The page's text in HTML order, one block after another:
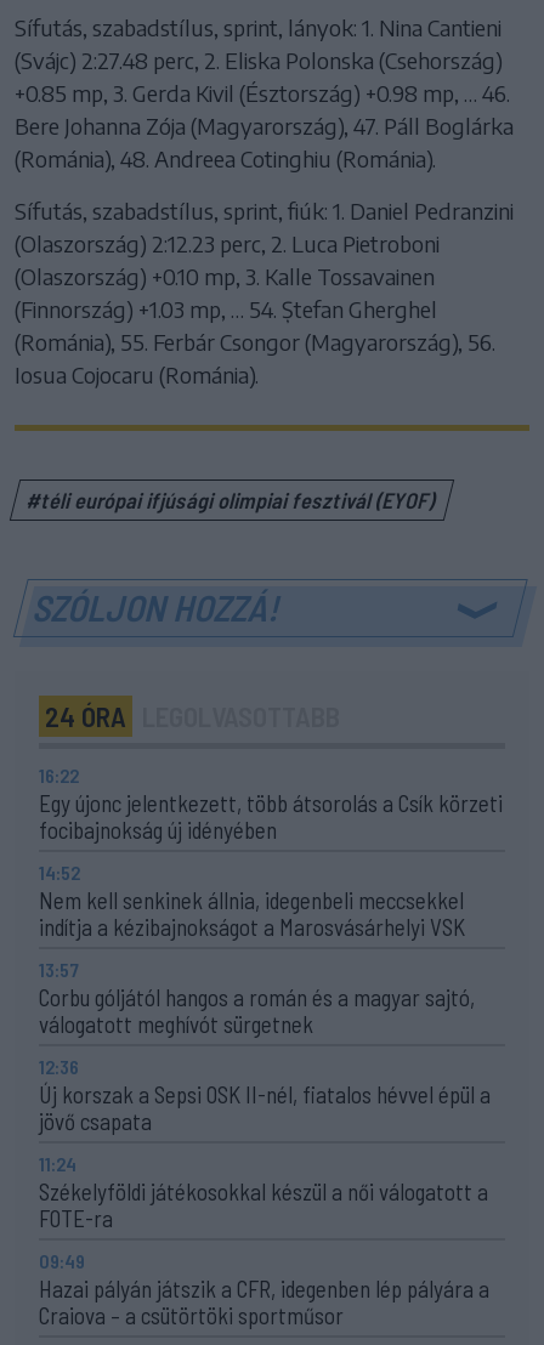
Sífutás, szabadstílus, sprint, lányok: 1. Nina Cantieni
(Svájc) 2:27.48 perc, 2. Eliska Polonska (Csehország)
+0.85 mp, 3. Gerda Kivil (Észtország) +0.98 mp, … 46.
Bere Johanna Zója (Magyarország), 47. Páll Boglárka
(Románia), 48. Andreea Cotinghiu (Románia).
Sífutás, szabadstílus, sprint, fiúk: 1. Daniel Pedranzini
(Olaszország) 2:12.23 perc, 2. Luca Pietroboni
(Olaszország) +0.10 mp, 3. Kalle Tossavainen
(Finnország) +1.03 mp, … 54. Ștefan Gherghel
(Románia), 55. Ferbár Csongor (Magyarország), 56.
Iosua Cojocaru (Románia).
#téli európai ifjúsági olimpiai fesztivál (EYOF)
SZÓLJON HOZZÁ!
24 ÓRA
16:22
Egy újonc jelentkezett, több átsorolás a Csík körzeti
focibajnokság új idényében
14:52
Nem kell senkinek állnia, idegenbeli meccsekkel
indítja a kézibajnokságot a Marosvásárhelyi VSK
13:57
Corbu góljától hangos a román és a magyar sajtó,
válogatott meghívót sürgetnek
12:36
Új korszak a Sepsi OSK II-nél, fiatalos hévvel épül a
jövő csapata
11:24
Székelyföldi játékosokkal készül a női válogatott a
FOTE-ra
09:49
Hazai pályán játszik a CFR, idegenben lép pályára a
Craiova – a csütörtöki sportműsor